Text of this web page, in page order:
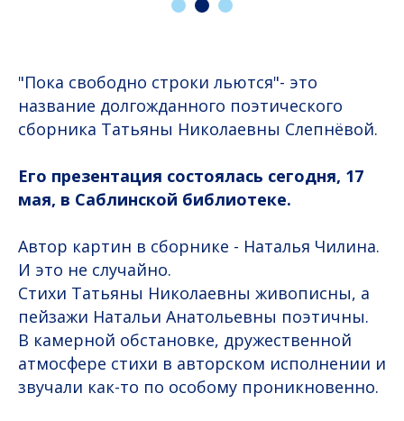
"Пока свободно строки льются"- это
название долгожданного поэтического
сборника Татьяны Николаевны Слепнёвой.
Его презентация состоялась сегодня, 17
мая, в Саблинской библиотеке.
Автор картин в сборнике - Наталья Чилина.
И это не случайно.
Стихи Татьяны Николаевны живописны, а
пейзажи Натальи Анатольевны поэтичны.
В камерной обстановке, дружественной
атмосфере стихи в авторском исполнении и
звучали как-то по особому проникновенно.